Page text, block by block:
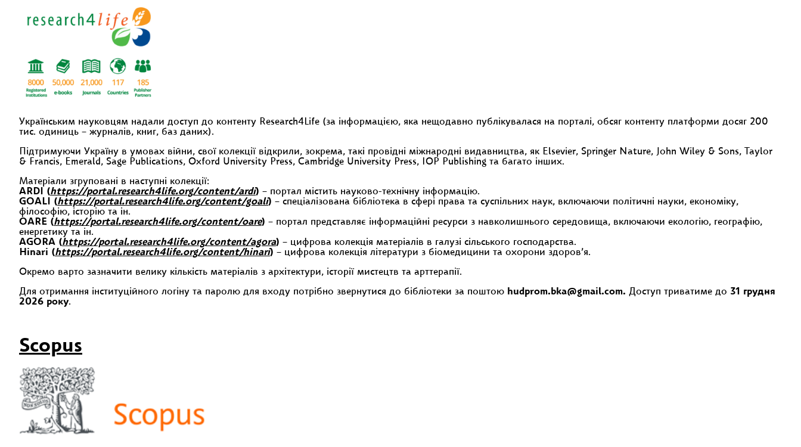
Українським науковцям надали доступ до контенту Research4Life (за інформацією, яка нещодавно публікувалася на порталі, обсяг контенту платформи досяг 200
тис. одиниць – журналів, книг, баз даних).
Підтримуючи Україну в умовах війни, свої колекції відкрили, зокрема, такі провідні міжнародні видавництва, як Elsevier, Springer Nature, John Wiley & Sons, Taylor
& Francis, Emerald, Sage Publications, Oxford University Press, Cambridge University Press, IOP Publishing та багато інших.
Матеріали згруповані в наступні колекції:
ARDI (https://portal.research4life.org/content/ardi) – портал містить науково-технічну інформацію.
GOALI (https://portal.research4life.org/content/goali) – спеціалізована бібліотека в сфері права та суспільних наук, включаючи політичні науки, економіку,
філософію, історію та ін.
OARE (https://portal.research4life.org/content/oare) – портал представляє інформаційні ресурси з навколишнього середовища, включаючи екологію, географію,
енергетику та ін.
AGORA (https://portal.research4life.org/content/agora) – цифрова колекція матеріалів в галузі сільського господарства.
Hinari (https://portal.research4life.org/content/hinari) – цифрова колекція літератури з біомедицини та охорони здоров’я.
Окремо варто зазначити велику кількість матеріалів з архітектури, історії мистецтв та арттерапії.
Для отримання інституційного логіну та паролю для входу потрібно звернутися до бібліотеки за поштою hudprom.bka@gmail.com. Доступ триватиме до 31 грудня
2026 року.
Scopus